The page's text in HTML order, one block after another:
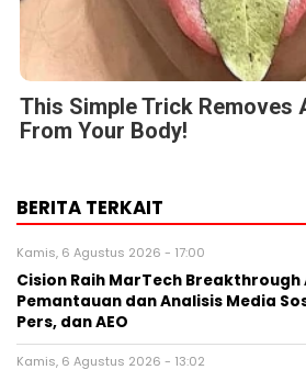
This Simple Trick Removes
From Your Body!
BERITA TERKAIT
Kamis, 6 Agustus 2026 - 17:00
Cision Raih MarTech
Pemantauan dan Analisis Media
Pers, dan AEO
Kamis, 6 Agustus 2026 - 13:02